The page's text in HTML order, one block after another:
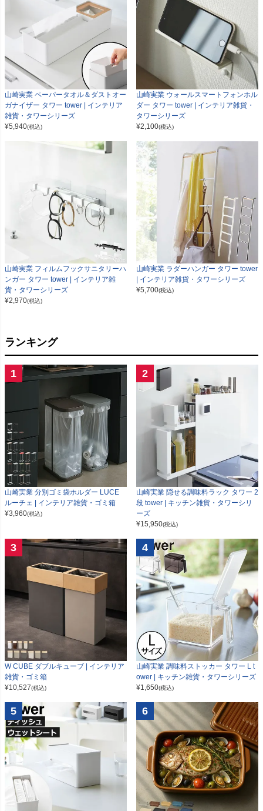
山崎実業 ペーパータオル＆ダストオー
ガナイザー タワー tower | インテリア
雑貨・タワーシリーズ
¥5,940(税込)
山崎実業 ウォールスマートフォンホル
ダー タワー tower | インテリア雑貨・
タワーシリーズ
¥2,100(税込)
山崎実業 フィルムフックサニタリーハ
ンガー タワー tower | インテリア雑
貨・タワーシリーズ
¥2,970(税込)
山崎実業 ラダーハンガー タワー tower
| インテリア雑貨・タワーシリーズ
¥5,700(税込)
ランキング
1
山崎実業 分別ゴミ袋ホルダー LUCE
ルーチェ | インテリア雑貨・ゴミ箱
¥3,960(税込)
2
山崎実業 隠せる調味料ラック タワー 2
段 tower | キッチン雑貨・タワーシリ
ーズ
¥15,950(税込)
3
W CUBE ダブルキューブ | インテリア
雑貨・ゴミ箱
¥10,527(税込)
4
山崎実業 調味料ストッカー タワー L t
ower | キッチン雑貨・タワーシリーズ
¥1,650(税込)
5 6